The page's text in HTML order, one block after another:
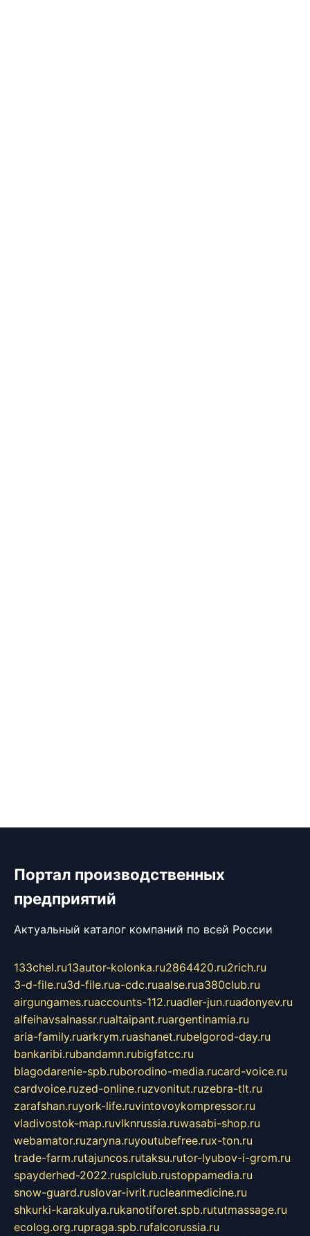
Портал производственных
предприятий
Актуальный каталог компаний по всей России
133chel.ru13autor-kolonka.ru2864420.ru2rich.ru
3-d-file.ru3d-file.rua-cdc.ruaalse.rua380club.ru
airgungames.ruaccounts-112.ruadler-jun.ruadonyev.ru
alfeihavsalnassr.rualtaipant.ruargentinamia.ru
aria-family.ruarkrym.ruashanet.rubelgorod-day.ru
bankaribi.rubandamn.rubigfatcc.ru
blagodarenie-spb.ruborodino-media.rucard-voice.ru
cardvoice.ruzed-online.ruzvonitut.ruzebra-tlt.ru
zarafshan.ruyork-life.ruvintovoykompressor.ru
vladivostok-map.ruvlknrussia.ruwasabi-shop.ru
webamator.ruzaryna.ruyoutubefree.rux-ton.ru
trade-farm.rutajuncos.rutaksu.rutor-lyubov-i-grom.ru
spayderhed-2022.rusplclub.rustoppamedia.ru
snow-guard.ruslovar-ivrit.rucleanmedicine.ru
shkurki-karakulya.rukanotiforet.spb.rututmassage.ru
ecolog.org.rupraga.spb.rufalcorussia.ru